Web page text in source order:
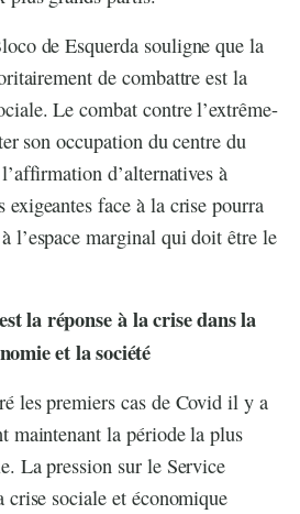
de Esquerda souligne que la
de combattre est la
Le combat contre l’extrême-
son occupation du centre du
d’alternatives à
exigeantes face à la crise pourra
l’espace marginal qui doit être le
la réponse à la crise dans la
et la société
les premiers cas de Covid il y a
maintenant la période la plus
La pression sur le Service
sociale et économique